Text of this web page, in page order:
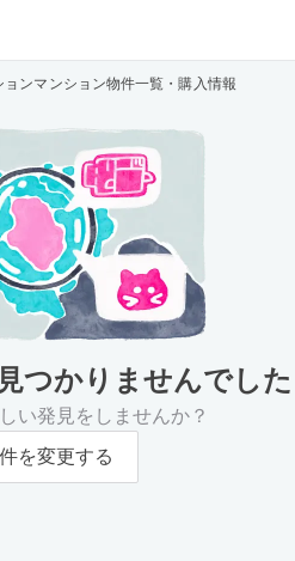
ンマンション物件一覧・購入情報
つかりませんでした
い発見をしませんか？
を変更する